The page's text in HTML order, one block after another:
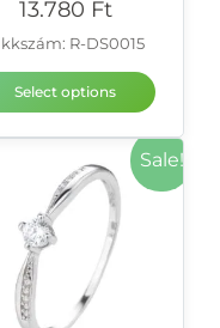
13.780 Ft
R-DS0015
Select options
Sale!